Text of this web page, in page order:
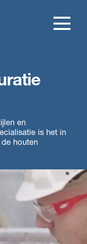
en
is het in
houten